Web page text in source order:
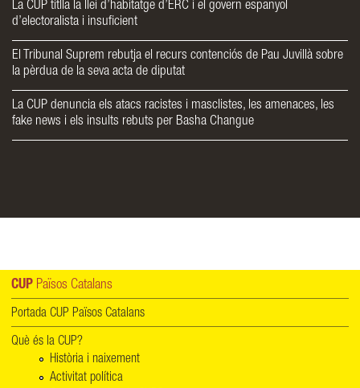
La CUP titlla la llei d’habitatge d’ERC i el govern espanyol
d’electoralista i insuficient
El Tribunal Suprem rebutja el recurs contenciós de Pau Juvillà sobre
la pèrdua de la seva acta de diputat
La CUP denuncia els atacs racistes i masclistes, les amenaces, les
fake news i els insults rebuts per Basha Changue
CUP Països Catalans
Portada CUP Països Catalans
Què és la CUP?
Història i naixement
Activitat política